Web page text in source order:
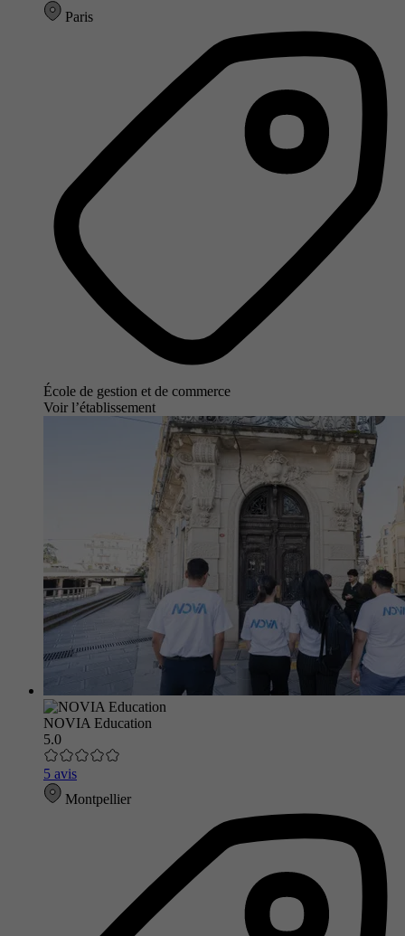
Paris
École de gestion et de commerce
Voir l’établissement
NOVIA Education
5.0
5 avis
Montpellier